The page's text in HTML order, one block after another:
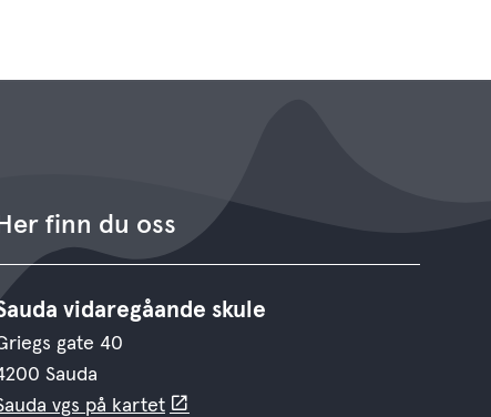
Her finn du oss
vidaregåande skule
gate 40
Sauda
vgs på kartet